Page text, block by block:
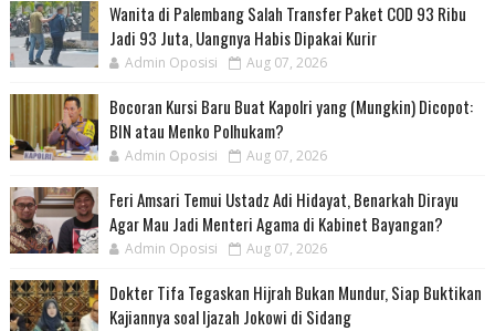
Wanita di Palembang Salah Transfer Paket COD 93 Ribu
Jadi 93 Juta, Uangnya Habis Dipakai Kurir
Admin Oposisi Aug 07, 2026
Bocoran Kursi Baru Buat Kapolri yang (Mungkin) Dicopot:
BIN atau Menko Polhukam?
Admin Oposisi Aug 07, 2026
Feri Amsari Temui Ustadz Adi Hidayat, Benarkah Dirayu
Agar Mau Jadi Menteri Agama di Kabinet Bayangan?
Admin Oposisi Aug 07, 2026
Dokter Tifa Tegaskan Hijrah Bukan Mundur, Siap Buktikan
Kajiannya soal Ijazah Jokowi di Sidang